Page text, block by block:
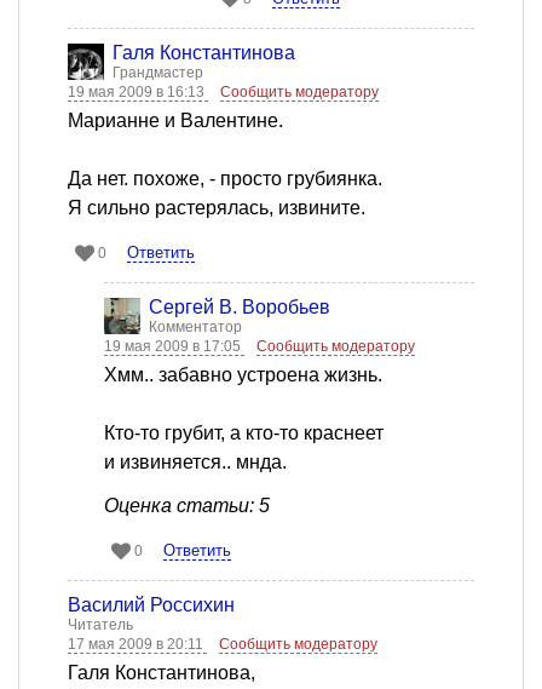
Галя Константинова
Грандмастер
19 мая 2009 в 16:13
Сообщить модератору
Марианне и Валентине.
Да нет. похоже, - просто грубиянка.
Я сильно растерялась, извините.
0 Ответить
Сергей В. Воробьев
Комментатор
19 мая 2009 в 17:05
Сообщить модератору
Хмм.. забавно устроена жизнь.
Кто-то грубит, а кто-то краснеет
и извиняется.. мнда.
Оценка статьи: 5
0 Ответить
Василий Россихин
Читатель
17 мая 2009 в 20:11
Сообщить модератору
Галя Константинова,